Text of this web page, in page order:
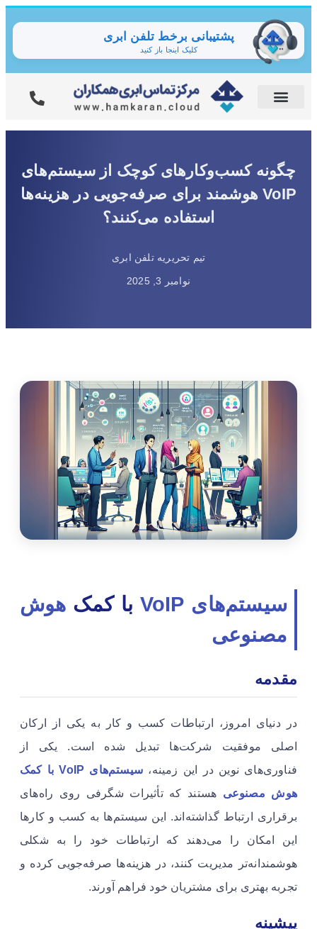
پشتیبانی برخط تلفن ابری
کلیک اینجا باز کنید
چگونه کسب‌وکارهای کوچک از سیستم‌های
VoIP هوشمند برای صرفه‌جویی در هزینه‌ها
استفاده می‌کنند؟
تیم تحریریه تلفن ابری
نوامبر 3, 2025
سیستم‌های VoIP با کمک هوش
مصنوعی
مقدمه
در دنیای امروز، ارتباطات کسب و کار به یکی از ارکان
اصلی موفقیت شرکت‌ها تبدیل شده است. یکی از
فناوری‌های نوین در این زمینه،
سیستم‌های VoIP با کمک
هوش مصنوعی هستند که تأثیرات شگرفی روی راه‌های
برقراری ارتباط گذاشته‌اند. این سیستم‌ها به کسب و کارها
این امکان را می‌دهند که ارتباطات خود را به شکلی
هوشمندانه‌تر مدیریت کنند، در هزینه‌ها صرفه‌جویی کرده و
تجربه بهتری برای مشتریان خود فراهم آورند.
پیشینه